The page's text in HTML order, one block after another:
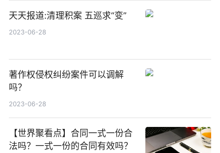
天天报道:清理积案 五巡求“变”
2023-06-28
著作权侵权纠纷案件可以调解
吗？
2023-06-28
【世界聚看点】合同一式一份合
法吗？一式一份的合同有效吗？